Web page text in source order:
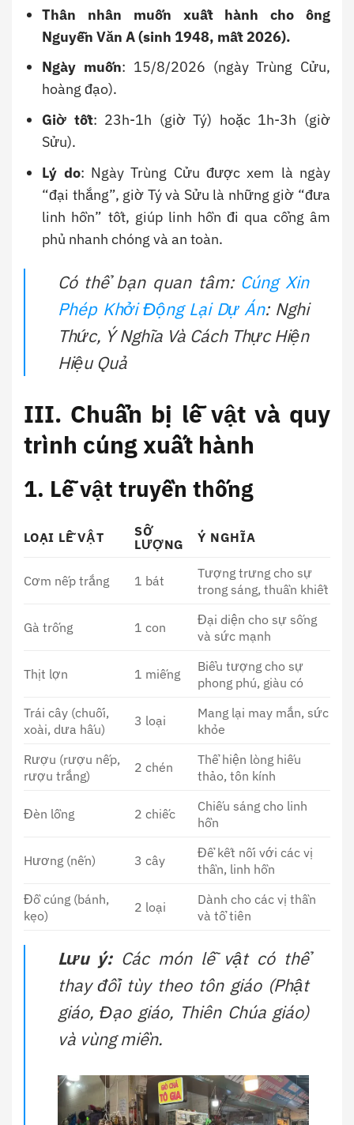
Thân nhân muốn xuất hành cho ông
Nguyễn Văn A (sinh 1948, mất 2026).
Ngày muốn: 15/8/2026 (ngày Trùng Cửu,
hoàng đạo).
Giờ tốt: 23h-1h (giờ Tý) hoặc 1h-3h (giờ
Sửu).
Lý do: Ngày Trùng Cửu được xem là ngày
“đại thắng”, giờ Tý và Sửu là những giờ “đưa
linh hồn” tốt, giúp linh hồn đi qua cổng âm
phủ nhanh chóng và an toàn.
Có thể bạn quan tâm: Cúng Xin
Phép Khởi Động Lại Dự Án: Nghi
Thức, Ý Nghĩa Và Cách Thực Hiện
Hiệu Quả
III. Chuẩn bị lễ vật và quy
trình cúng xuất hành
1. Lễ vật truyền thống
LOẠI LỄ VẬT
SỐ
LƯỢNG
Ý NGHĨA
Cơm nếp trắng 1 bát
Tượng trưng cho sự
trong sáng, thuần khiết
Gà trống 1 con
Đại diện cho sự sống
và sức mạnh
Thịt lợn 1 miếng
Biểu tượng cho sự
phong phú, giàu có
Trái cây (chuối,
xoài, dưa hấu)
3 loại
Mang lại may mắn, sức
khỏe
Rượu (rượu nếp,
rượu trắng)
2 chén
Thể hiện lòng hiếu
thảo, tôn kính
Đèn lồng 2 chiếc
Chiếu sáng cho linh
hồn
Hương (nến) 3 cây
Để kết nối với các vị
thần, linh hồn
Đồ cúng (bánh,
kẹo)
2 loại
Dành cho các vị thần
và tổ tiên
Lưu ý:Các món lễ vật có thể
thay đổi tùy theo tôn giáo (Phật
giáo, Đạo giáo, Thiên Chúa giáo)
và vùng miền.